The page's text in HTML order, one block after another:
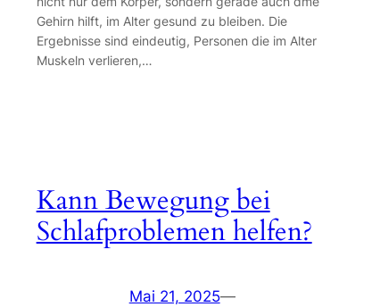
Gehirn hilft, im Alter gesund zu bleiben. Die
Ergebnisse sind eindeutig, Personen die im Alter
Muskeln verlieren,…
Kann Bewegung bei
Schlafproblemen helfen?
Mai 21, 2025—